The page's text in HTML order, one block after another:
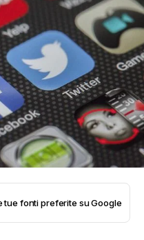
tue fonti preferite su Google